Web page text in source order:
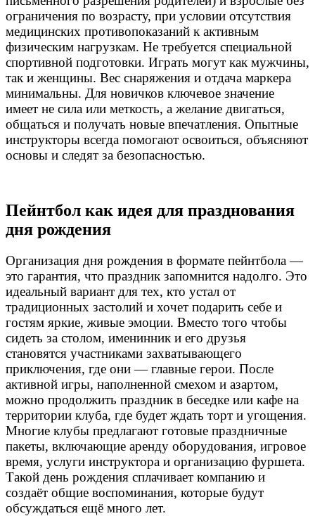
ограничения по возрасту, при условии отсутствия
медицинских противопоказаний к активным
физическим нагрузкам. Не требуется специальной
спортивной подготовки. Играть могут как мужчины,
так и женщины. Вес снаряжения и отдача маркера
минимальны. Для новичков ключевое значение
имеет не сила или меткость, а желание двигаться,
общаться и получать новые впечатления. Опытные
инструкторы всегда помогают освоиться, объясняют
основы и следят за безопасностью.
Пейнтбол как идея для празднования
дня рождения
Организация дня рождения в формате пейнтбола —
это гарантия, что праздник запомнится надолго. Это
идеальный вариант для тех, кто устал от
традиционных застолий и хочет подарить себе и
гостям яркие, живые эмоции. Вместо того чтобы
сидеть за столом, именинник и его друзья
становятся участниками захватывающего
приключения, где они — главные герои. После
активной игры, наполненной смехом и азартом,
можно продолжить праздник в беседке или кафе на
территории клуба, где будет ждать торт и угощения.
Многие клубы предлагают готовые праздничные
пакеты, включающие аренду оборудования, игровое
время, услуги инструктора и организацию фуршета.
Такой день рождения сплачивает компанию и
создаёт общие воспоминания, которые будут
обсуждаться ещё много лет.